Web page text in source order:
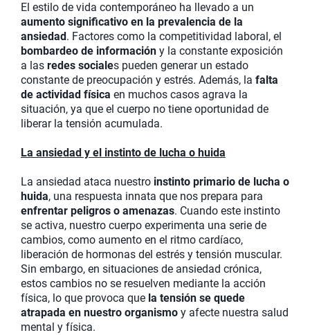
El estilo de vida contemporáneo ha llevado a un
aumento significativo en la prevalencia de la
ansiedad . Factores como la competitividad laboral, el
bombardeo de información y la constante exposición
a las redes sociales pueden generar un estado
constante de preocupación y estrés. Además, la falta
de actividad física en muchos casos agrava la
situación, ya que el cuerpo no tiene oportunidad de
liberar la tensión acumulada.
La ansiedad y el instinto de lucha o huida
La ansiedad ataca nuestro instinto primario de lucha o
huida, una respuesta innata que nos prepara para
enfrentar peligros o amenazas. Cuando este instinto
se activa, nuestro cuerpo experimenta una serie de
cambios, como aumento en el ritmo cardíaco,
liberación de hormonas del estrés y tensión muscular.
Sin embargo, en situaciones de ansiedad crónica,
estos cambios no se resuelven mediante la acción
física, lo que provoca que la tensión se quede
atrapada en nuestro organismo y afecte nuestra salud
mental y física.